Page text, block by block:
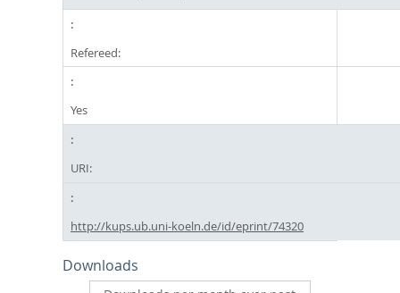
Refereed:
Yes
URI:
http://kups.ub.uni-koeln.de/id/eprint/74320
Downloads